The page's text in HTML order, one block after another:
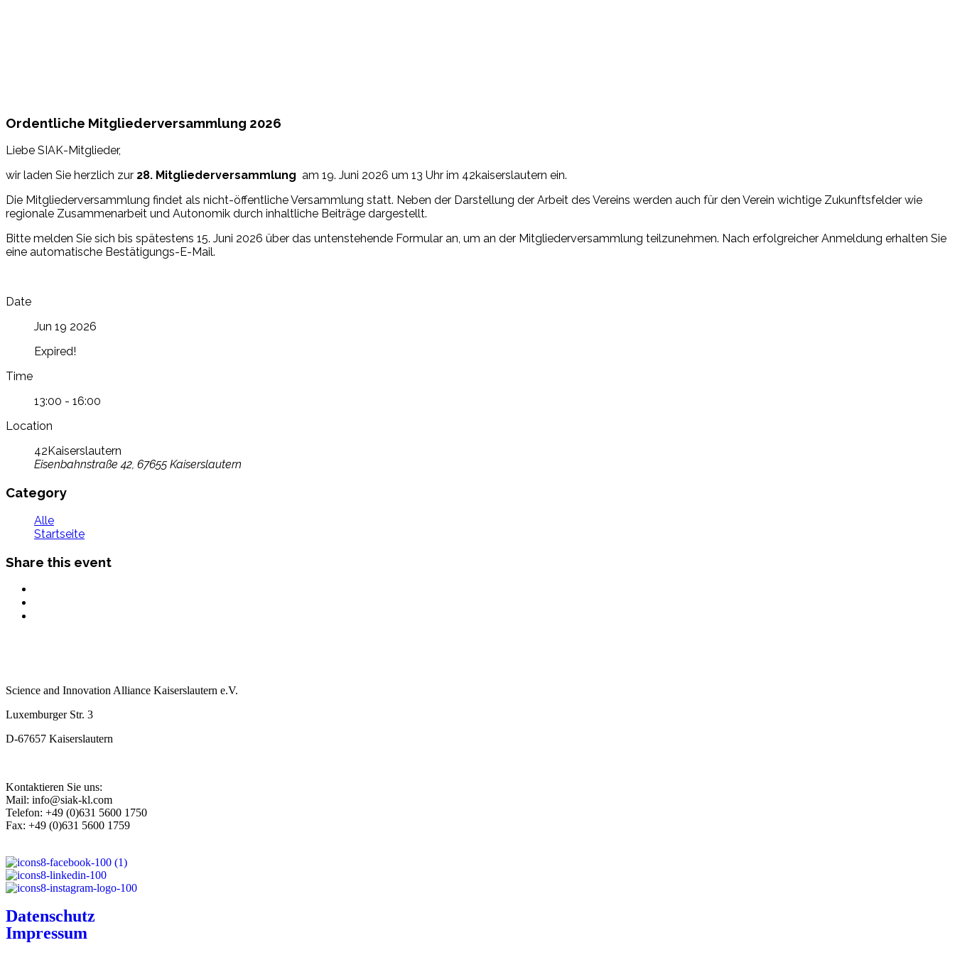
Ordentliche Mitgliederversammlung 2026
Liebe SIAK-Mitglieder,
wir laden Sie herzlich zur 28. Mitgliederversammlung am 19. Juni 2026 um 13 Uhr im 42kaiserslautern ein.
Die Mitgliederversammlung findet als nicht-öffentliche Versammlung statt. Neben der Darstellung der Arbeit des Vereins werden auch für den Verein wichtige Zukunftsfelder wie
regionale Zusammenarbeit und Autonomik durch inhaltliche Beiträge dargestellt.
Bitte melden Sie sich bis spätestens 15. Juni 2026 über das untenstehende Formular an, um an der Mitgliederversammlung teilzunehmen. Nach erfolgreicher Anmeldung erhalten Sie
eine automatische Bestätigungs-E-Mail.
Date
Jun 19 2026
Expired!
Time
13:00 - 16:00
Location
42Kaiserslautern
Eisenbahnstraße 42, 67655 Kaiserslautern
Category
Alle
Startseite
Share this event
Science and Innovation Alliance Kaiserslautern e.V.
Luxemburger Str. 3
D-67657 Kaiserslautern
Kontaktieren Sie uns:
Mail: info@siak-kl.com
Telefon: +49 (0)631 5600 1750
Fax: +49 (0)631 5600 1759
Datenschutz
Impressum